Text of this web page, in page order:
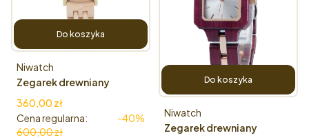
Do koszyka
Zegarek drewniany
FRAGILE - KLON
Producent
Niwatch
Cena promocyjna
360,00 zł
Cena regularna:
600,00 zł
-40%
Do koszyka
Zegarek drewniany
Producent
Niwatch